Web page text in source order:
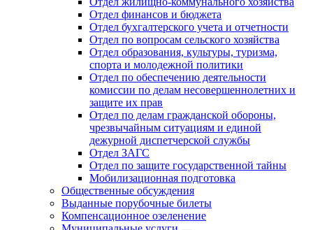
Отдел финансов и бюджета
Отдел бухгалтерского учета и отчетности
Отдел по вопросам сельского хозяйства
Отдел образования, культуры, туризма,
спорта и молодежной политики
Отдел по обеспечению деятельности
комиссии по делам несовершеннолетних и
защите их прав
Отдел по делам гражданской обороны,
чрезвычайным ситуациям и единой
дежурной диспетчерской службы
Отдел ЗАГС
Отдел по защите государственной тайны
Мобилизационная подготовка
Общественные обсуждения
Выданные порубочные билеты
Компенсационное озеленение